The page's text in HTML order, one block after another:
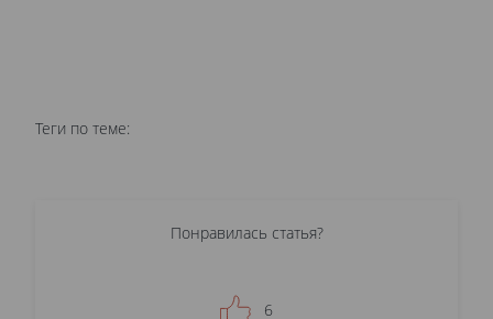
Теги по теме:
Понравилась статья?
6